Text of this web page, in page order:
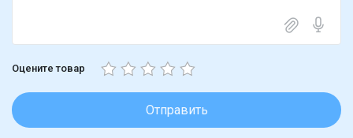
Оцените товар
Отправить